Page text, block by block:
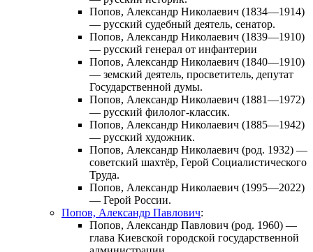
Попов, Александр Николаевич (1834—1914)
— русский судебный деятель, сенатор.
Попов, Александр Николаевич (1839—1910)
— русский генерал от инфантерии
Попов, Александр Николаевич (1840—1910)
— земский деятель, просветитель, депутат
Государственной думы.
Попов, Александр Николаевич (1881—1972)
— русский филолог-классик.
Попов, Александр Николаевич (1885—1942)
— русский художник.
Попов, Александр Николаевич (род. 1932) —
советский шахтёр, Герой Социалистического
Труда.
Попов, Александр Николаевич (1995—2022)
— Герой России.
Попов, Александр Павлович:
Попов, Александр Павлович (род. 1960) —
глава Киевской городской государственной